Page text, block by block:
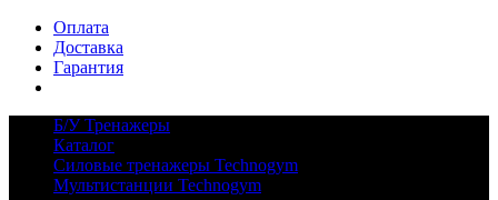
Оплата
Доставка
Гарантия
Б/У Тренажеры
Каталог
Силовые тренажеры Technogym
Мультистанции Technogym